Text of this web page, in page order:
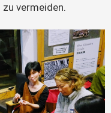
vermeiden.